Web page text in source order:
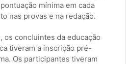
mínima em cada
nas provas e na redação.
os concluintes da educação
tiveram a inscrição pré-
Os participantes tiveram